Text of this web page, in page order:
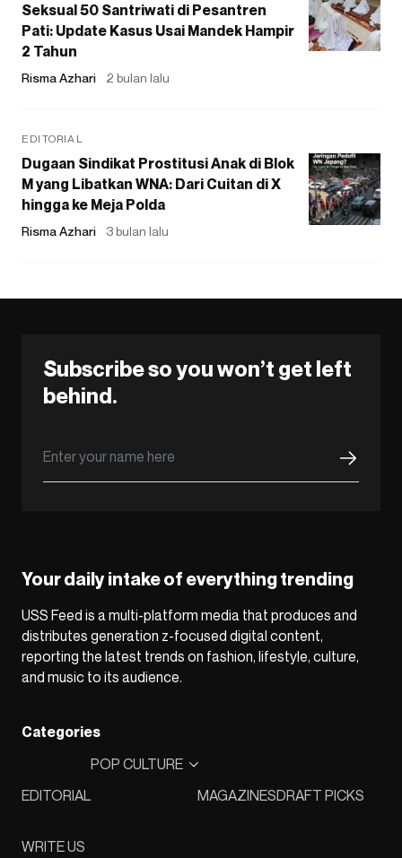
Seksual 50 Santriwati di Pesantren
Pati: Update Kasus Usai Mandek Hampir
2 Tahun
Risma Azhari 2 bulan lalu
EDITORIAL
Dugaan Sindikat Prostitusi Anak di Blok
M yang Libatkan WNA: Dari Cuitan di X
hingga ke Meja Polda
Risma Azhari 3 bulan lalu
Subscribe so you won’t get left
behind.
Your daily intake of everything trending
USS Feed is a multi-platform media that produces and
distributes generation z-focused digital content,
reporting the latest trends on fashion, lifestyle, culture,
and music to its audience.
Categories
EDITORIAL
POP CULTURE
MAGAZINESDRAFT PICKS
WRITE US